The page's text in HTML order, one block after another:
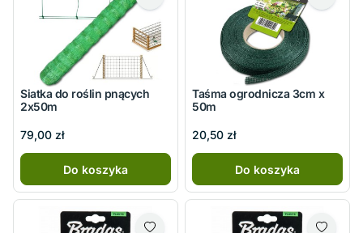
Siatka do roślin pnących
2x50m
79,00 zł
Do koszyka
Taśma ogrodnicza 3cm x
50m
20,50 zł
Do koszyka